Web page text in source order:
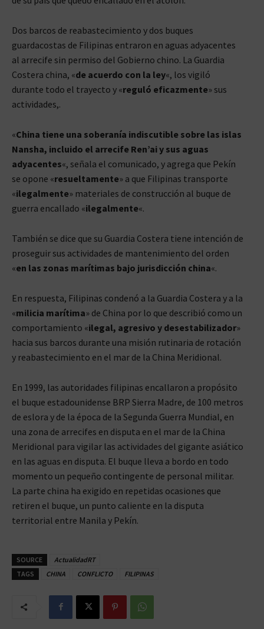
Dos barcos de reabastecimiento y dos buques
guardacostas de Filipinas entraron en aguas adyacentes
al arrecife sin permiso del Gobierno chino. La Guardia
Costera china, «de acuerdo con la ley«, los vigiló
durante todo el trayecto y «reguló eficazmente» sus
actividades,.
«China tiene una soberanía indiscutible sobre las islas
Nansha, incluido el arrecife Ren’ai y sus aguas
adyacentes«, señala el comunicado, y agrega que Pekín
se opone «resueltamente» a que Filipinas transporte
«ilegalmente» materiales de construcción al buque de
guerra encallado «ilegalmente«.
También se dice que su Guardia Costera tiene intención de
proseguir sus actividades de mantenimiento del orden
«en las zonas marítimas bajo jurisdicción china«.
En respuesta, Filipinas condenó a la Guardia Costera y a la
«milicia marítima» de China por lo que describió como un
comportamiento «ilegal, agresivo y desestabilizador»
hacia sus barcos durante una misión rutinaria de rotación
y reabastecimiento en el mar de la China Meridional.
En 1999, las autoridades filipinas encallaron a propósito
el buque estadounidense BRP Sierra Madre, de 100 metros
de eslora y de la época de la Segunda Guerra Mundial, en
una zona de arrecifes en disputa en el mar de la China
Meridional para vigilar las actividades del gigante asiático
en las aguas en disputa. El buque lleva a bordo en todo
momento un pequeño contingente de personal militar.
La parte china ha exigido en repetidas ocasiones que
retiren el buque, un punto caliente en la disputa
territorial entre Manila y Pekín.
SOURCE
ActualidadRT
TAGS
CHINA CONFLICTO FILIPINAS